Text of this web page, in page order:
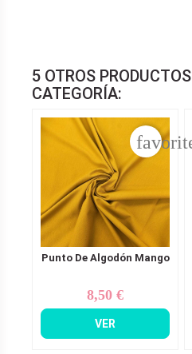
5 OTROS
CATEGORÍA:
Punto De Algodón Mango
Precio
8,50 €
VER